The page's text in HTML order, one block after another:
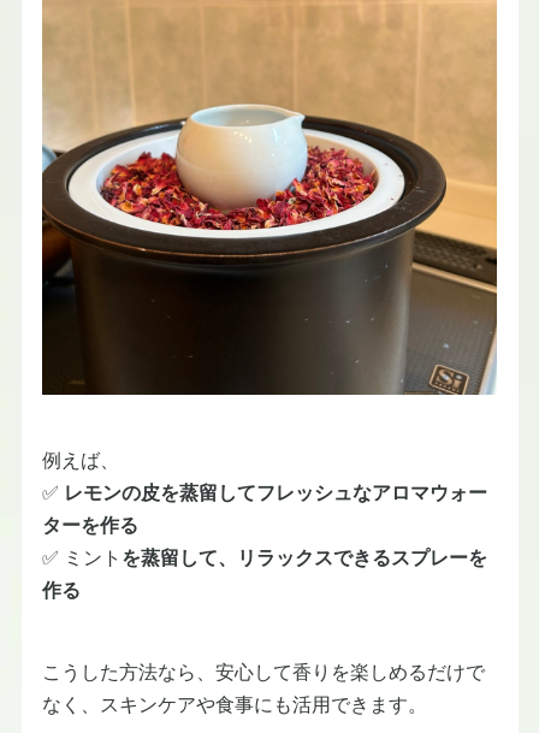
例えば、
✅ レモンの皮を蒸留してフレッシュなアロマウォー
ターを作る
✅ ミント を蒸留して、リラックスできるスプレーを
作る
こうした方法なら、安心して香りを楽しめるだけで
なく、スキンケアや食事にも活用できます。